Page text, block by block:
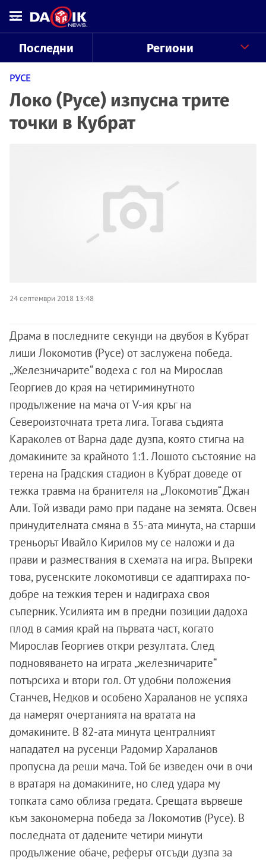
Последни Региони
РУСЕ
Локо (Русе) изпусна трите
точки в Кубрат
24 септември 2018 13:48
Драма в последните секунди на двубоя в Кубрат
лиши Локомотив (Русе) от заслужена победа.
„Железничарите“ водеха с гол на Мирослав
Георгиев до края на четириминутното
продължение на мача от V-ия кръг на
Североизточната трета лига. Тогава съдията
Караколев от Варна даде дузпа, която стигна на
домакините за крайното 1:1. Лошото състояние на
терена на Градския стадион в Кубрат доведе от
тежка травма на бранителя на „Локомотив“ Джан
Али. Той извади рамо при падане на земята. Освен
принудителната смяна в 35-ата минута, на старши
треньорът Ивайло Кирилов му се наложи и да
прави и размествания в схемата на игра. Въпреки
това, русенските локомотивци се адаптираха по-
добре на тежкия терен и надиграха своя
съперник. Усилията им в предни позиции дадоха
плод в самия край на първата част, когато
Мирослав Георгиев откри резултата. След
подновяването на играта „железничарите“
потърсиха и втори гол. От удобни положения
Станчев, Недков и особено Хараланов не успяха
да намерят очертанията на вратата на
домакините. В 82-ата минута централният
нападател на русенци Радомир Хараланов
пропусна да реши мача. Той бе изведен очи в очи
в вратаря на домакините, но след удара му
топката само облиза гредата. Срещата вървеше
към закономерна победа за Локомотив (Русе). В
последната от дадените четири минути
продължение обаче, реферът отсъди дузпа за